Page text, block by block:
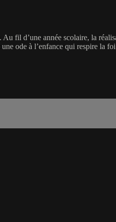
fil d’une année scolaire, la
ode à l’enfance qui respire la